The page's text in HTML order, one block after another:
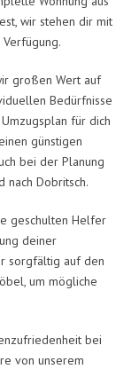
wir stehen dir mit
großen Wert auf
Bedürfnisse
für dich
günstigen
bei der Planung
nach Dobritsch.
geschulten Helfer
deiner
sorgfältig auf den
um mögliche
bei
von unserem